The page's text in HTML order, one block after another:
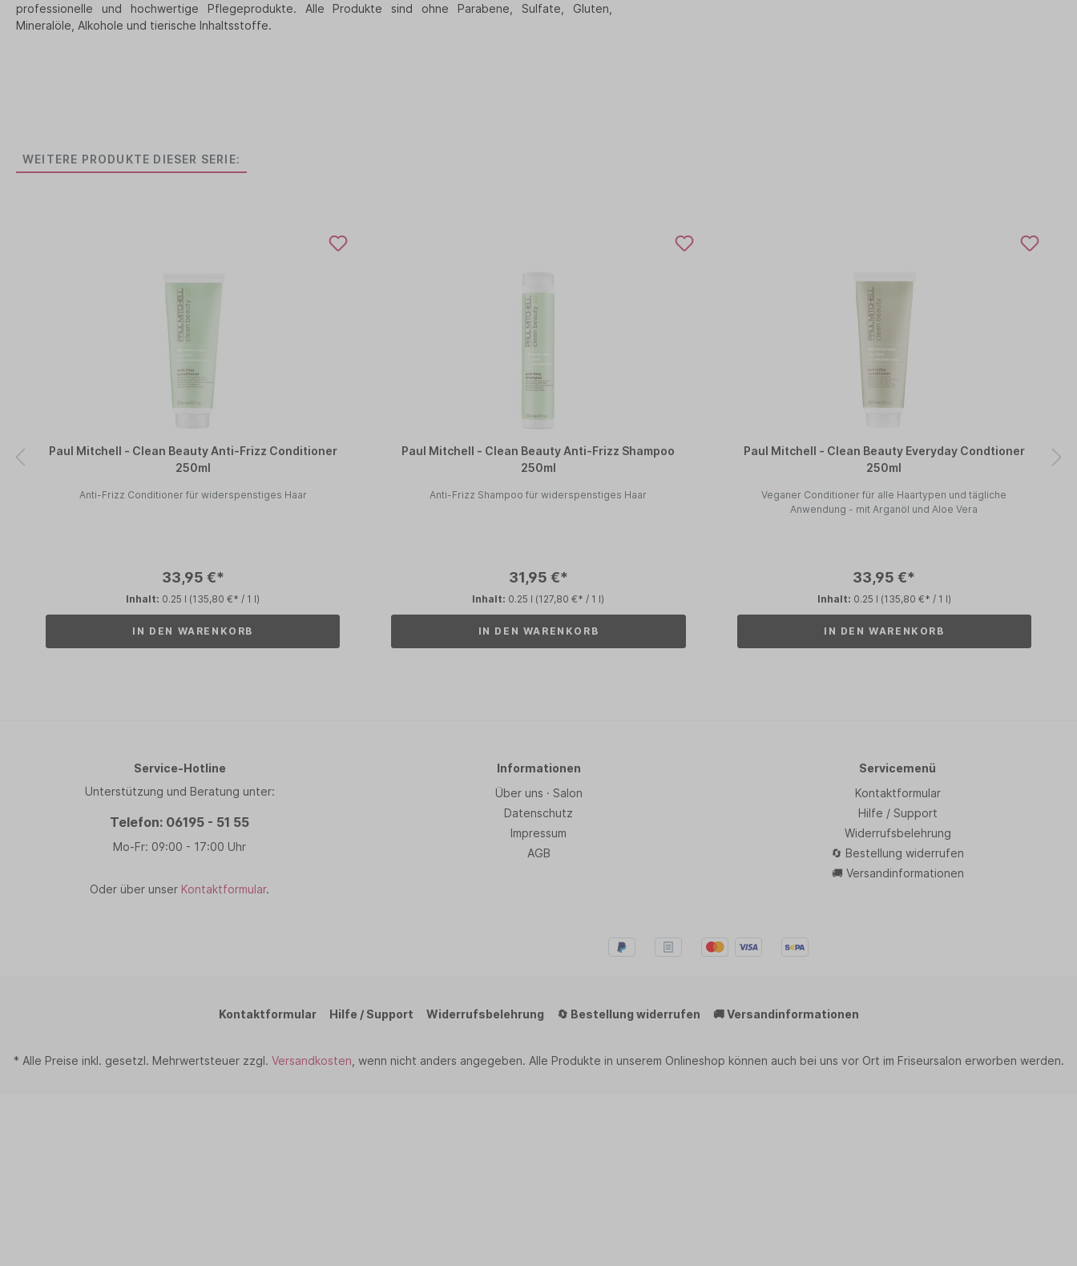
professionelle und hochwertige Pflegeprodukte. Alle Produkte sind ohne Parabene, Sulfate, Gluten,
Mineralöle, Alkohole und tierische Inhaltsstoffe.
WEITERE PRODUKTE DIESER SERIE:
Paul Mitchell - Clean Beauty Anti-Frizz Conditioner
250ml
Anti-Frizz Conditioner für widerspenstiges Haar
33,95 €*
Inhalt: 0.25 l (135,80 €* / 1 l)
IN DEN WARENKORB
Paul Mitchell - Clean Beauty Anti-Frizz Shampoo
250ml
Anti-Frizz Shampoo für widerspenstiges Haar
31,95 €*
Inhalt: 0.25 l (127,80 €* / 1 l)
IN DEN WARENKORB
Paul Mitchell - Clean Beauty Everyday Condtioner
250ml
Veganer Conditioner für alle Haartypen und tägliche
Anwendung - mit Arganöl und Aloe Vera
33,95 €*
Inhalt: 0.25 l (135,80 €* / 1 l)
IN DEN WARENKORB
Service-Hotline
Unterstützung und Beratung unter:
Telefon: 06195 - 51 55
Mo-Fr: 09:00 - 17:00 Uhr
Oder über unser Kontaktformular.
Informationen
Über uns · Salon
Datenschutz
Impressum
AGB
Servicemenü
Kontaktformular
Hilfe / Support
Widerrufsbelehrung
🔄 Bestellung widerrufen
🚚 Versandinformationen
Kontaktformular Hilfe / Support Widerrufsbelehrung 🔄 Bestellung widerrufen 🚚 Versandinformationen
* Alle Preise inkl. gesetzl. Mehrwertsteuer zzgl. Versandkosten , wenn nicht anders angegeben. Alle Produkte in unserem Onlineshop können auch bei uns vor Ort im Friseursalon erworben werden.